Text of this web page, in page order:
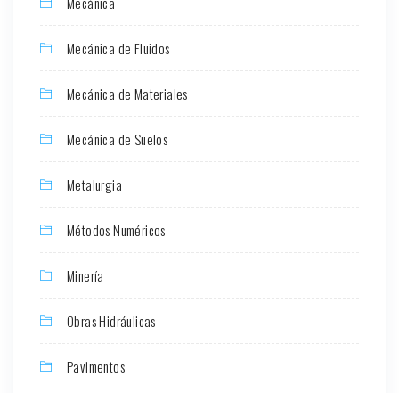
Mecánica de Fluidos
Mecánica de Materiales
Mecánica de Suelos
Metalurgia
Métodos Numéricos
Minería
Obras Hidráulicas
Pavimentos